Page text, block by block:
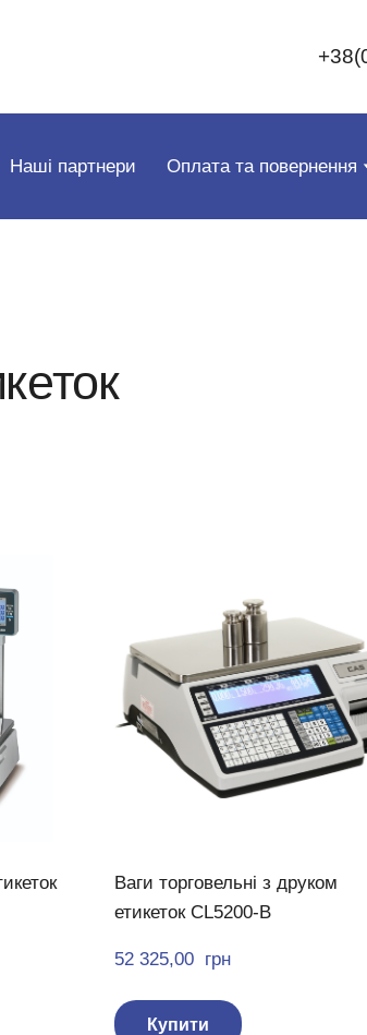
Наші партнери Оплата та повернення
Ваги торговельні з друком
етикеток CL5200-B
52 325,00  грн
Купити